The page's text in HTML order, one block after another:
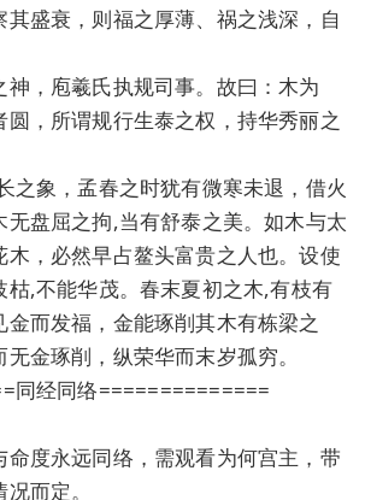
盛衰，则福之厚薄、祸之浅深，自
神，庖羲氏执规司事。故曰：木为
，所谓规行生泰之权，持华秀丽之
之象，孟春之时犹有微寒未退，借火
无盘屈之拘,当有舒泰之美。如木与太
木，必然早占鳌头富贵之人也。设使
枯,不能华茂。春末夏初之木,有枝有
而发福，金能琢削其木有栋梁之
金琢削，纵荣华而末岁孤穷。
同经同络==============
命度永远同络，需观看为何宫主，带
而定。